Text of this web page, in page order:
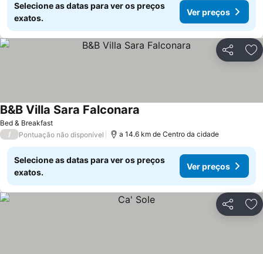
Selecione as datas para ver os preços
exatos.
Ver preços
Partilhar
Bed & Breakfast
B&B Villa Sara Falconara
/ Pontuação não disponível a 14.6 km de Centro da cidade
Selecione as datas para ver os preços
exatos.
Ver preços
Partilhar